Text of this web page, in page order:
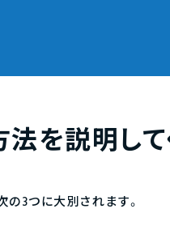
を説明して
3つに大別されます。